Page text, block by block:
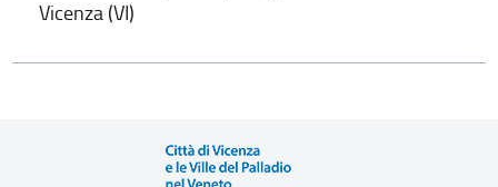
Vicenza (VI)